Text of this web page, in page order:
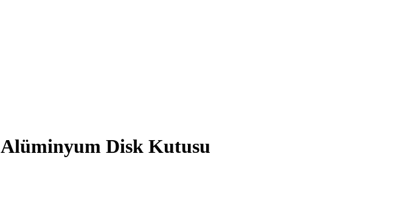
Disk Kutusu